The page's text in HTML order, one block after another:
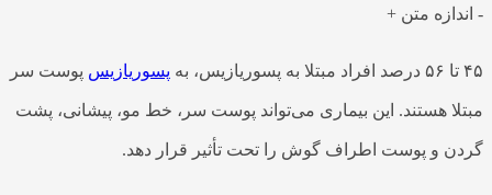
- اندازه متن +
۴۵ تا ۵۶ درصد افراد مبتلا به پسوریازیس، به پسوریازیس پوست سر
مبتلا هستند. این بیماری می‌تواند پوست سر، خط مو، پیشانی، پشت
گردن و پوست اطراف گوش را تحت تأثیر قرار دهد.